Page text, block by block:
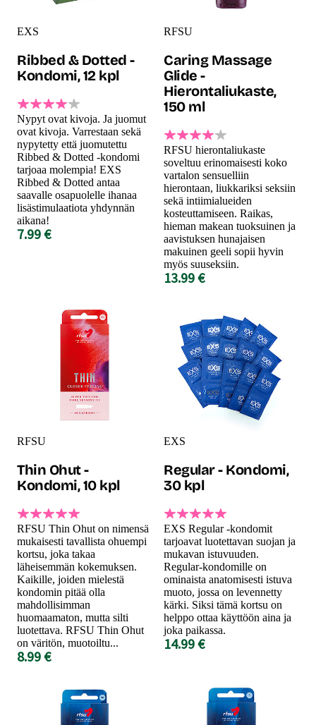
EXS
Ribbed & Dotted -
Kondomi, 12 kpl
Nypyt ovat kivoja. Ja juomut
ovat kivoja. Varrestaan sekä
nypytetty että juomutettu
Ribbed & Dotted -kondomi
tarjoaa molempia! EXS
Ribbed & Dotted antaa
saavalle osapuolelle ihanaa
lisästimulaatiota yhdynnän
aikana!
7.99 €
RFSU
Caring Massage
Glide -
Hierontaliukaste,
150 ml
RFSU hierontaliukaste
soveltuu erinomaisesti koko
vartalon sensuelliin
hierontaan, liukkariksi seksiin
sekä intiimialueiden
kosteuttamiseen. Raikas,
hieman makean tuoksuinen ja
aavistuksen hunajaisen
makuinen geeli sopii hyvin
myös suuseksiin.
13.99 €
RFSU
Thin Ohut -
Kondomi, 10 kpl
RFSU Thin Ohut on nimensä
mukaisesti tavallista ohuempi
kortsu, joka takaa
läheisemmän kokemuksen.
Kaikille, joiden mielestä
kondomin pitää olla
mahdollisimman
huomaamaton, mutta silti
luotettava. RFSU Thin Ohut
on väritön, muotoiltu...
8.99 €
EXS
Regular - Kondomi,
30 kpl
EXS Regular -kondomit
tarjoavat luotettavan suojan ja
mukavan istuvuuden.
Regular-kondomille on
ominaista anatomisesti istuva
muoto, jossa on levennetty
kärki. Siksi tämä kortsu on
helppo ottaa käyttöön aina ja
joka paikassa.
14.99 €